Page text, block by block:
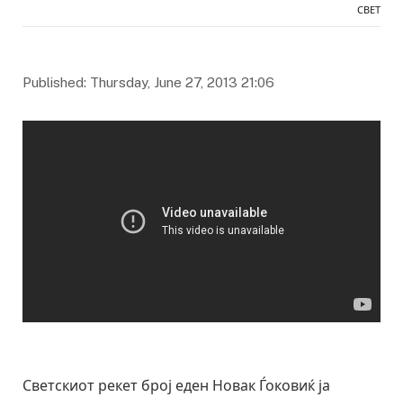
СВЕТ
Published: Thursday, June 27, 2013 21:06
Светскиот рекет број еден Новак Ѓоковиќ ја